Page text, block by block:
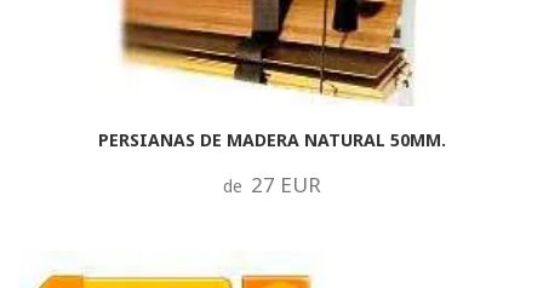
PERSIANAS DE MADERA NATURAL 50MM.
de 27 EUR